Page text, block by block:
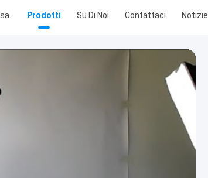
Prodotti Su Di Noi Contattaci Notizie